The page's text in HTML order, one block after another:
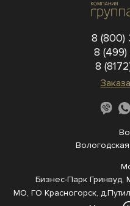
8
8
8
Бизнес-Парк Гринвуд,
МО, ГО Красногорск,